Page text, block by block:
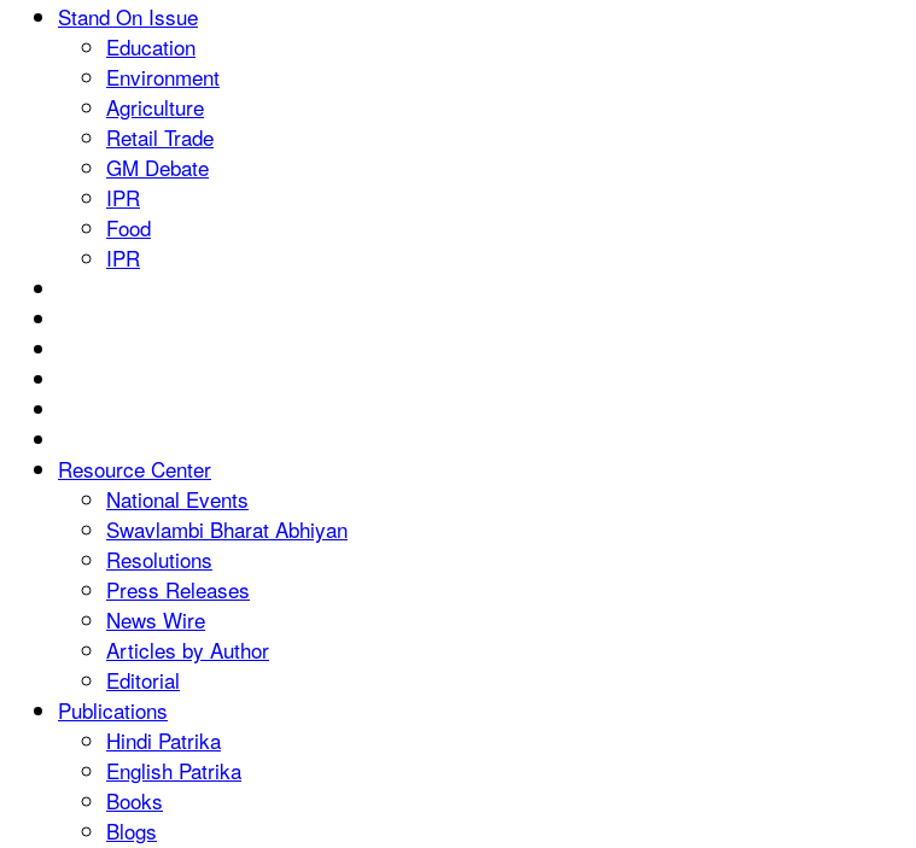
Stand On Issue
Education
Environment
Agriculture
Retail Trade
GM Debate
IPR
Food
IPR
Resource Center
National Events
Swavlambi Bharat Abhiyan
Resolutions
Press Releases
News Wire
Articles by Author
Editorial
Publications
Hindi Patrika
English Patrika
Books
Blogs